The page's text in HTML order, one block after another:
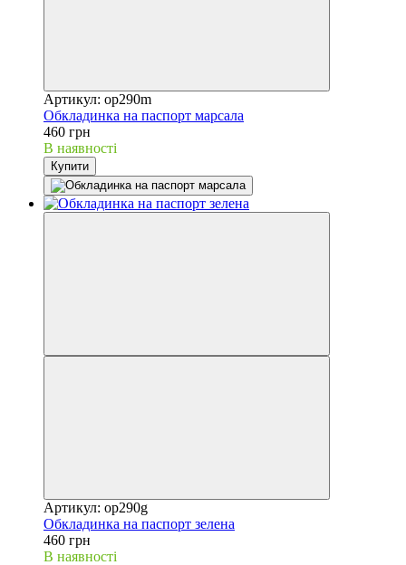
Артикул: op290m
Обкладинка на паспорт марсала
460 грн
В наявності
Купити
Артикул: op290g
Обкладинка на паспорт зелена
460 грн
В наявності